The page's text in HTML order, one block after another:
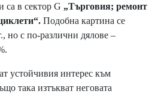
са в сектор G „Търговия; ремонт
Подобна картина се
но с по-различни дялове –
устойчивия интерес към
така изтъкват неговата